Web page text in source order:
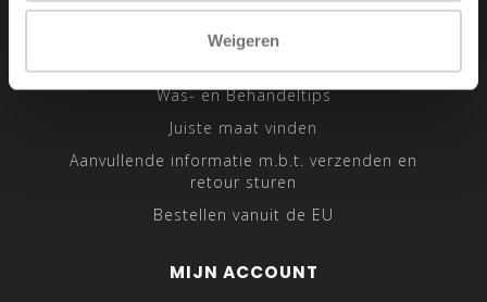
Weigeren
Sitemap
Was- en Behandeltips
Juiste maat vinden
Aanvullende informatie m.b.t. verzenden en
retour sturen
Bestellen vanuit de EU
MIJN ACCOUNT